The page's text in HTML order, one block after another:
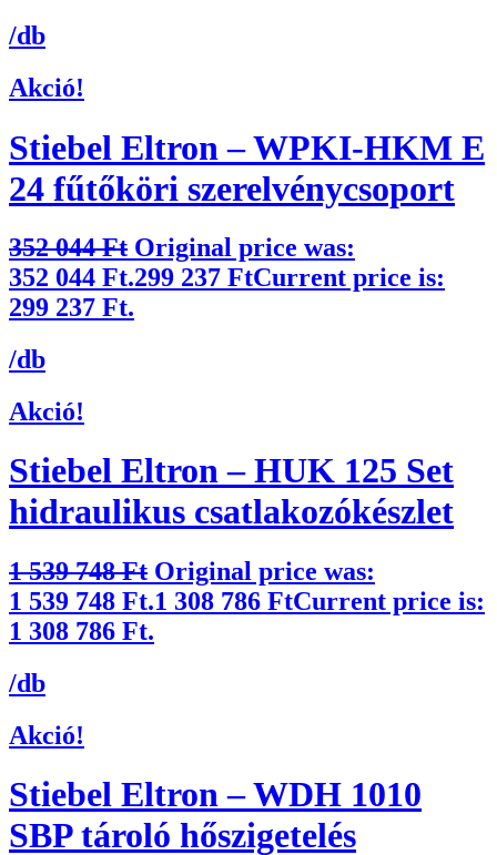
/db
Akció!
Stiebel Eltron – WPKI-HKM E
24 fűtőköri szerelvénycsoport
352 044Ft Original price was:
352 044 Ft.299 237 FtCurrent price is:
299 237 Ft.
/db
Akció!
Stiebel Eltron – HUK 125 Set
hidraulikus csatlakozókészlet
1 539 748Ft Original price was:
1 539 748 Ft.1 308 786 FtCurrent price is:
1 308 786 Ft.
/db
Akció!
Stiebel Eltron – WDH 1010
SBP tároló hőszigetelés